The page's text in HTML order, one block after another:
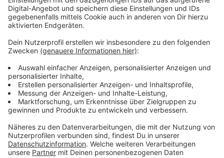
Wesentlich größere Auswirkungen wird es dann ab
ausgeweitet - dann ist zum Beispiel auch die
auf die Strecke schicken kann. Nur auf wenigen
Buslinien gilt ein Ersatzplatz. Außerdem werden auch
die Awista, städtische Kitas und Pflegeeinrichtungen
bestreikt.
Anzeige